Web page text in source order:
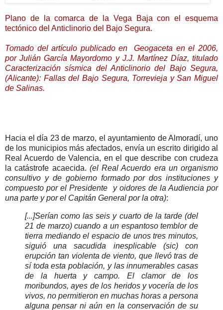
Plano de la comarca de la Vega Baja con el esquema
tectónico del Anticlinorio del Bajo Segura.
Tomado del artículo publicado en Geogaceta en el 2006,
por Julián García Mayordomo y J.J. Martínez Díaz, titulado
Caracterización sísmica del Anticlinorio del Bajo Segura,
(Alicante): Fallas del Bajo Segura, Torrevieja y San Miguel
de Salinas.
Hacia el día 23 de marzo, el ayuntamiento de Almoradí, uno
de los municipios más afectados, envía un escrito dirigido al
Real Acuerdo de Valencia, en el que describe con crudeza
la catástrofe acaecida. (el Real Acuerdo era un organismo
consultivo y de gobierno formado por dos instituciones y
compuesto por el Presidente y oidores de la Audiencia por
una parte y por el Capitán General por la otra):
[...]Serían como las seis y cuarto de la tarde (del
21 de marzo) cuando a un espantoso temblor de
tierra mediando el espacio de unos tres minutos,
siguió una sacudida inesplicable (sic) con
erupción tan violenta de viento, que llevó tras de
sí toda esta población, y las innumerables casas
de la huerta y campo. El clamor de los
moribundos, ayes de los heridos y vocería de los
vivos, no permitieron en muchas horas a persona
alguna pensar ni aún en la conservación de su